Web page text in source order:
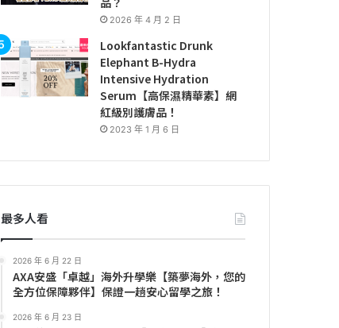
2026 年 4 月 2 日
Lookfantastic Drunk
Elephant B-Hydra
Intensive Hydration
Serum【高保濕精華素】網
紅級別護膚品！
2023 年 1 月 6 日
最多人看
2026 年 6 月 22 日
AXA安盛「卓越」海外升學樂【築夢海外，您的
全方位保障夥伴】保證一趟安心留學之旅！
2026 年 6 月 23 日